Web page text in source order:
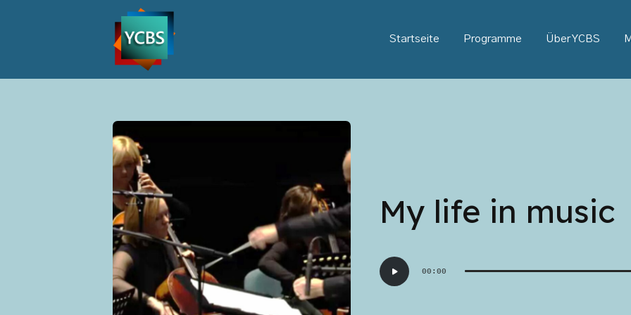
Startseite Programme Über YCBS
My life in music
Audio-
Player
00:00